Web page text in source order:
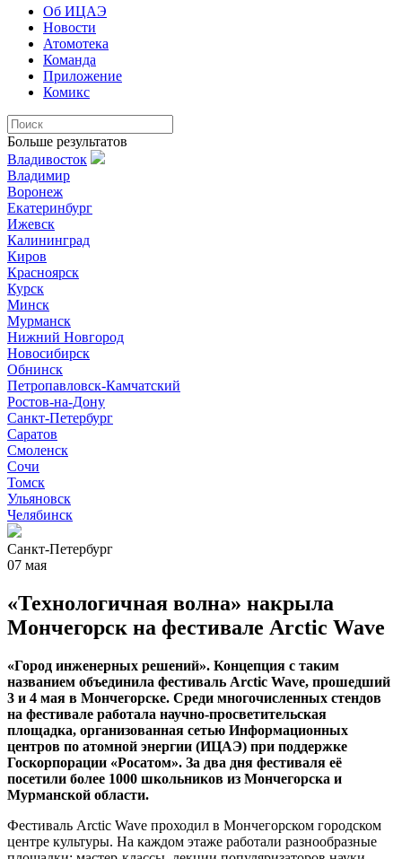
Об ИЦАЭ
Новости
Атомотека
Команда
Приложение
Комикс
Больше результатов
Владивосток
Владимир
Воронеж
Екатеринбург
Ижевск
Калининград
Киров
Красноярск
Курск
Минск
Мурманск
Нижний Новгород
Новосибирск
Обнинск
Петропавловск-Камчатский
Ростов-на-Дону
Санкт-Петербург
Саратов
Смоленск
Сочи
Томск
Ульяновск
Челябинск
Санкт-Петербург
07 мая
«Технологичная волна» накрыла
Мончегорск на фестивале Arctic Wave
«Город инженерных решений». Концепция с таким
названием объединила фестиваль Arctic Wave, прошедший
3 и 4 мая в Мончегорске. Среди многочисленных стендов
на фестивале работала научно-просветительская
площадка, организованная сетью Информационных
центров по атомной энергии (ИЦАЭ) при поддержке
Госкорпорации «Росатом». За два дня фестиваля её
посетили более 1000 школьников из Мончегорска и
Мурманской области.
Фестиваль Arctic Wave проходил в Мончегорском городском
центре культуры. На каждом этаже работали разнообразные